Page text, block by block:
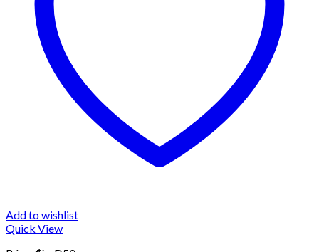
Add to wishlist
Quick View